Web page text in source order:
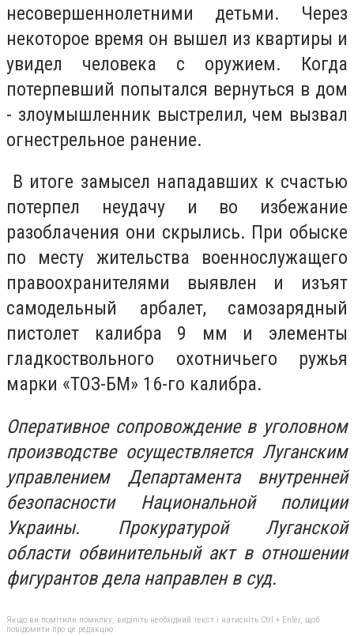
несовершеннолетними детьми. Через
некоторое время он вышел из квартиры и
увидел человека с оружием. Когда
потерпевший попытался вернуться в дом
- злоумышленник выстрелил, чем вызвал
огнестрельное ранение.
В итоге замысел нападавших к счастью
потерпел неудачу и во избежание
разоблачения они скрылись. При обыске
по месту жительства военнослужащего
правоохранителями выявлен и изъят
самодельный арбалет, самозарядный
пистолет калибра 9 мм и элементы
гладкоствольного охотничьего ружья
марки «ТОЗ-БМ» 16-го калибра.
Оперативное сопровождение в уголовном
производстве осуществляется Луганским
управлением Департамента внутренней
безопасности Национальной полиции
Украины. Прокуратурой Луганской
области обвинительный акт в отношении
фигурантов дела направлен в суд.
Якщо ви помітили помилку, виділіть необхідний текст і натисніть Ctrl + Enter, щоб
повідомити про це редакцію